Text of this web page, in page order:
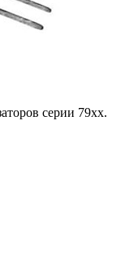
серии 79xx.